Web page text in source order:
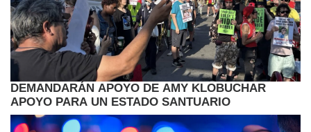
DEMANDARÁN APOYO DE AMY KLOBUCHAR
APOYO PARA UN ESTADO SANTUARIO